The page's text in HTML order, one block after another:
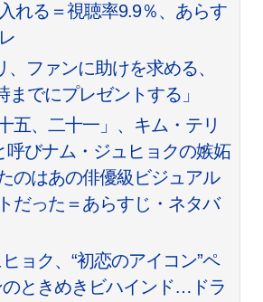
れる＝視聴率9.9％、あらす
、ファンに助けを求める、
までにプレゼントする」
五、二十一」、キム・テリ
呼びナム・ジュヒョクの嫉妬
のはあの俳優級ビジュアル
だった＝あらすじ・ネタバ
ョク、“初恋のアイコン”ペ
のときめきビハインド…ドラ